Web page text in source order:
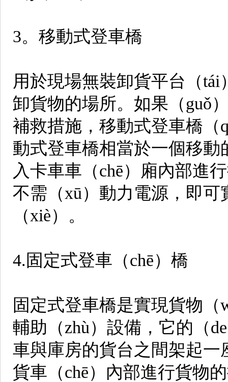
3。移動式登車橋
用於現場無裝卸貨平台（tái
卸貨物的場所。如果（guǒ
補救措施，移動式登車橋（
動式登車橋相當於一個移
入卡車車（chē）廂內部進
不需（xū）動力電源，即
（xiè）。
4.固定式登車（chē）橋
固定式登車橋是實現貨物（
輔助（zhù）設備，它的（
車與庫房的貨台之間架起一
貨車（chē）內部進行貨物